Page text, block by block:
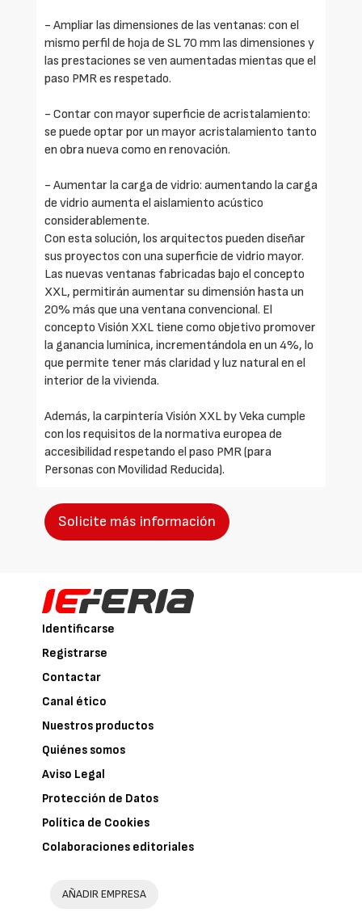
- Ampliar las dimensiones de las ventanas: con el
mismo perfil de hoja de SL 70 mm las dimensiones y
las prestaciones se ven aumentadas mientas que el
paso PMR es respetado.
- Contar con mayor superficie de acristalamiento:
se puede optar por un mayor acristalamiento tanto
en obra nueva como en renovación.
- Aumentar la carga de vidrio: aumentando la carga
de vidrio aumenta el aislamiento acústico
considerablemente.
Con esta solución, los arquitectos pueden diseñar
sus proyectos con una superficie de vidrio mayor.
Las nuevas ventanas fabricadas bajo el concepto
XXL, permitirán aumentar su dimensión hasta un
20% más que una ventana convencional. El
concepto Visión XXL tiene como objetivo promover
la ganancia lumínica, incrementándola en un 4%, lo
que permite tener más claridad y luz natural en el
interior de la vivienda.
Además, la carpintería Visión XXL by Veka cumple
con los requisitos de la normativa europea de
accesibilidad respetando el paso PMR (para
Personas con Movilidad Reducida).
Solicite más información
Identificarse
Registrarse
Contactar
Canal ético
Nuestros productos
Quiénes somos
Aviso Legal
Protección de Datos
Política de Cookies
Colaboraciones editoriales
AÑADIR EMPRESA